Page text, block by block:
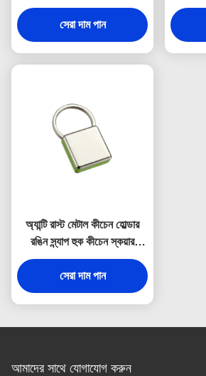
উপহার
সেরা দাম পান
অ্যান্টি রাস্ট মেটাল কীচেন হোল্ডার
রঙিন স্ন্যাপ হুক কীচেন স্কয়ার
প্লাস্টিক
সেরা দাম পান
আমাদের সাথে যোগাযোগ করুন